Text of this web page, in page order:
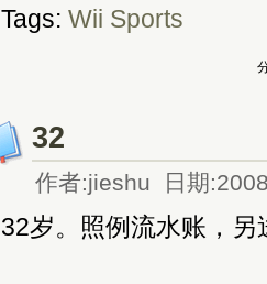
Tags: Wii Sports
32
作者:jieshu 日期
32岁。照例流水账，另